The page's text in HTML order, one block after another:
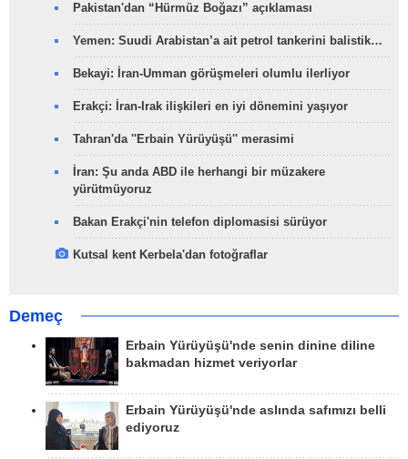
Pakistan'dan “Hürmüz Boğazı” açıklaması
Yemen: Suudi Arabistan’a ait petrol tankerini balistik…
Bekayi: İran-Umman görüşmeleri olumlu ilerliyor
Erakçi: İran-Irak ilişkileri en iyi dönemini yaşıyor
Tahran'da ''Erbain Yürüyüşü'' merasimi
İran: Şu anda ABD ile herhangi bir müzakere
yürütmüyoruz
Bakan Erakçi'nin telefon diplomasisi sürüyor
Kutsal kent Kerbela'dan fotoğraflar
Demeç
Erbain Yürüyüşü'nde senin dinine diline
bakmadan hizmet veriyorlar
Erbain Yürüyüşü'nde aslında safımızı belli
ediyoruz